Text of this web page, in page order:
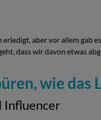
aber vor allem gab
dass wir davon etwas
wie
Influencer